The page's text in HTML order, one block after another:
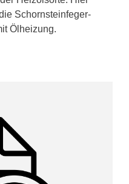
Schornsteinfeger-
Ölheizung.